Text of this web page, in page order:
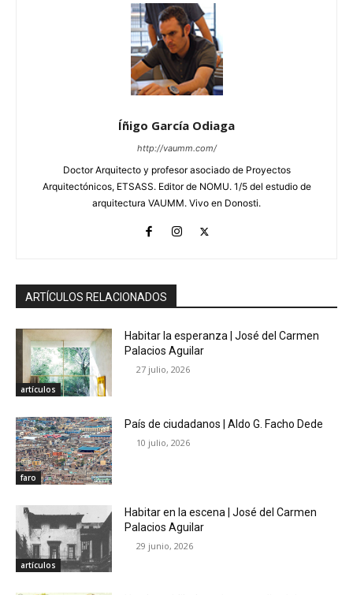
Íñigo García Odiaga
http://vaumm.com/
Doctor Arquitecto y profesor asociado de Proyectos
Arquitectónicos, ETSASS. Editor de NOMU. 1/5 del estudio de
arquitectura VAUMM. Vivo en Donosti.
ARTÍCULOS RELACIONADOS
artículos
Habitar la esperanza | José del Carmen
Palacios Aguilar
27 julio, 2026
faro
País de ciudadanos | Aldo G. Facho Dede
10 julio, 2026
artículos
Habitar en la escena | José del Carmen
Palacios Aguilar
29 junio, 2026